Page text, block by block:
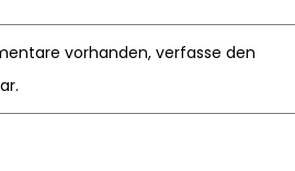
vorhanden, verfasse den